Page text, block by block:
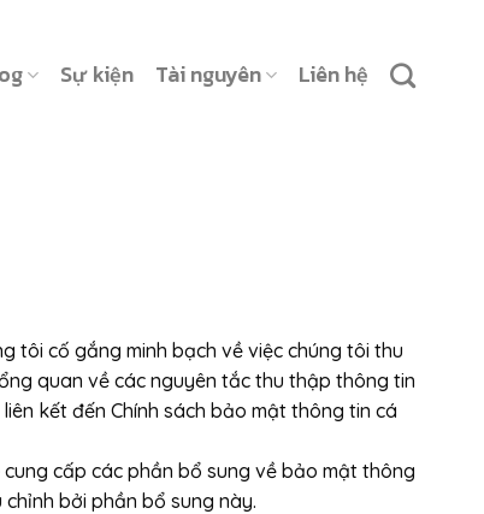
Sự kiện Tài nguyên Liên hệ
tôi cố gắng minh bạch về việc chúng tôi thu
quan về các nguyên tắc thu thập thông tin
kết đến Chính sách bảo mật thông tin cá
cấp các phần bổ sung về bảo mật thông
bởi phần bổ sung này.